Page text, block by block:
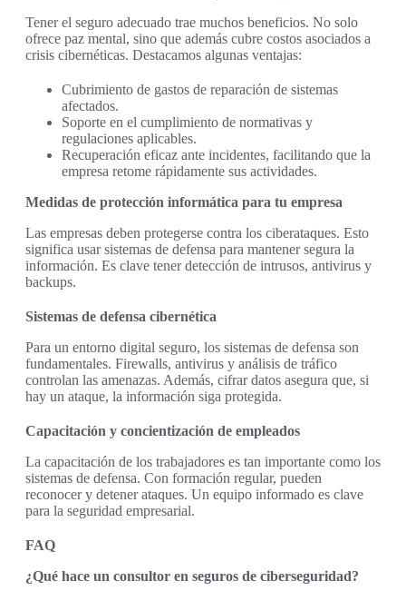
Tener el seguro adecuado trae muchos beneficios. No solo
ofrece paz mental, sino que además cubre costos asociados a
crisis cibernéticas. Destacamos algunas ventajas:
Cubrimiento de gastos de reparación de sistemas
afectados.
Soporte en el cumplimiento de normativas y
regulaciones aplicables.
Recuperación eficaz ante incidentes, facilitando que la
empresa retome rápidamente sus actividades.
Medidas de protección informática para tu empresa
Las empresas deben protegerse contra los ciberataques. Esto
significa usar sistemas de defensa para mantener segura la
información. Es clave tener detección de intrusos, antivirus y
backups.
Sistemas de defensa cibernética
Para un entorno digital seguro, los sistemas de defensa son
fundamentales. Firewalls, antivirus y análisis de tráfico
controlan las amenazas. Además, cifrar datos asegura que, si
hay un ataque, la información siga protegida.
Capacitación y concientización de empleados
La capacitación de los trabajadores es tan importante como los
sistemas de defensa. Con formación regular, pueden
reconocer y detener ataques. Un equipo informado es clave
para la seguridad empresarial.
FAQ
¿Qué hace un consultor en seguros de ciberseguridad?